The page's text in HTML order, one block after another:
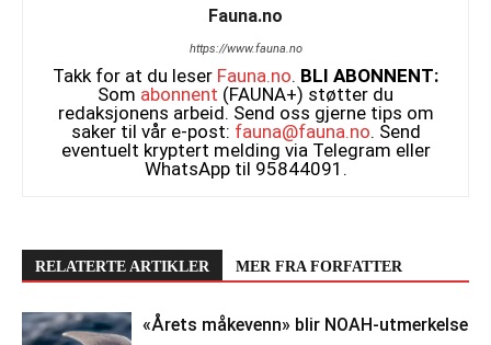
Fauna.no
https://www.fauna.no
Takk for at du leser Fauna.no. BLI ABONNENT:
Som abonnent (FAUNA+) støtter du
redaksjonens arbeid. Send oss gjerne tips om
saker til vår e-post: fauna@fauna.no. Send
eventuelt kryptert melding via Telegram eller
WhatsApp til 95844091.
RELATERTE ARTIKLER MER FRA FORFATTER
«Årets måkevenn» blir NOAH-utmerkelse